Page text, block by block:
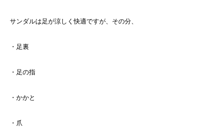
サンダルは足が涼しく快適ですが、その分、
・足裏
・足の指
・かかと
・爪